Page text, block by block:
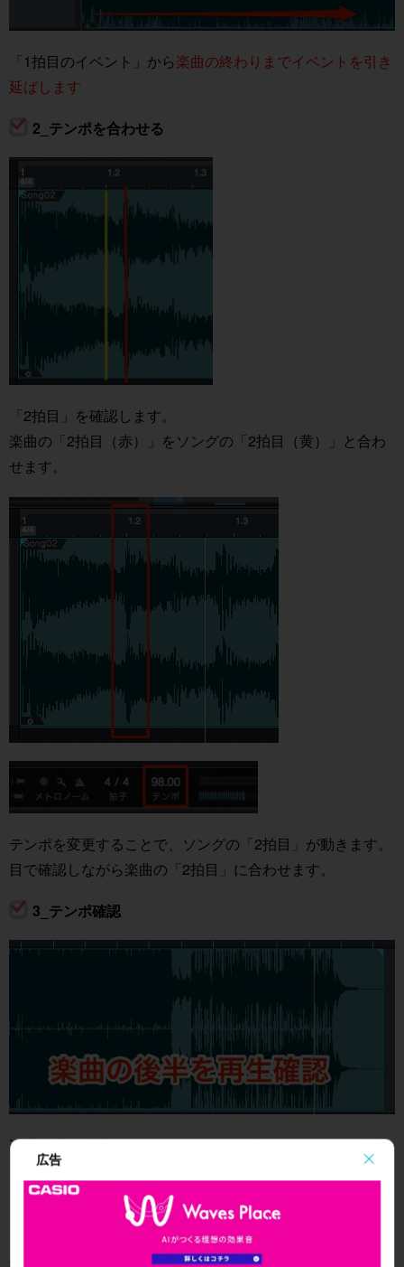
広告
「1拍目のイベント」から楽曲の終わりまでイベントを引き
延ばします
2_テンポを合わせる
「2拍目」を確認します。
楽曲の「2拍目（赤）」をソングの「2拍目（黄）」と合わ
せます。
テンポを変更することで、ソングの「2拍目」が動きます。
目で確認しながら楽曲の「2拍目」に合わせます。
3_テンポ確認
楽曲後半を確認し、メトロノームとズレていないかを確認
します。
メトロノームと合わない場合はテンポが微妙にズ